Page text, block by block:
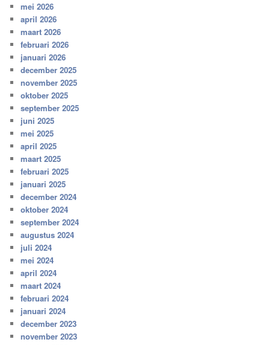
mei 2026
april 2026
maart 2026
februari 2026
januari 2026
december 2025
november 2025
oktober 2025
september 2025
juni 2025
mei 2025
april 2025
maart 2025
februari 2025
januari 2025
december 2024
oktober 2024
september 2024
augustus 2024
juli 2024
mei 2024
april 2024
maart 2024
februari 2024
januari 2024
december 2023
november 2023